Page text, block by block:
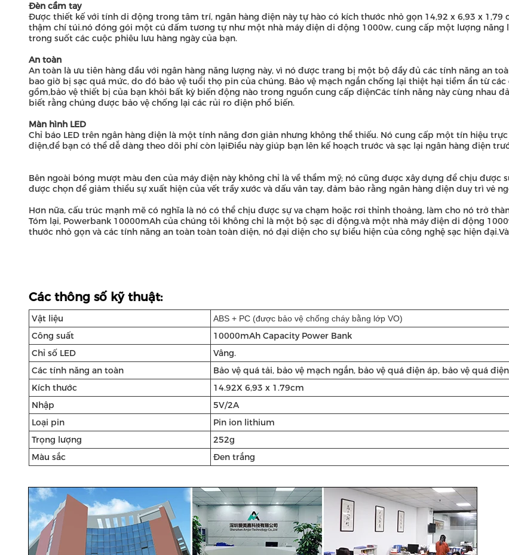
Đèn cầm tay
Được thiết kế với tính di động trong tâm trí, ngân hàng điện này tự hào có kích thước nhỏ gọn 14,92 x 6,93 x
thậm chí túi.nó đóng gói một cú đấm tương tự như một nhà máy điện di động 1000w, cung cấp một lượng
trong suốt các cuộc phiêu lưu hàng ngày của bạn.
An toàn
An toàn là ưu tiên hàng đầu với ngân hàng năng lượng này, vì nó được trang bị một bộ đầy đủ các tính năng an
bao giờ bị sạc quá mức, do đó bảo vệ tuổi thọ pin của chúng. Bảo vệ mạch ngắn chống lại thiệt hại tiềm ẩn từ
gồm,bảo vệ thiết bị của bạn khỏi bất kỳ biến động nào trong nguồn cung cấp điệnCác tính năng này cùng nhau
biết rằng chúng được bảo vệ chống lại các rủi ro điện phổ biến.
Màn hình LED
Chỉ báo LED trên ngân hàng điện là một tính năng đơn giản nhưng không thể thiếu. Nó cung cấp một tín hiệu
điện,để bạn có thể dễ dàng theo dõi phí còn lạiĐiều này giúp bạn lên kế hoạch trước và sạc lại ngân hàng điện
Bên ngoài bóng mượt màu đen của máy điện này không chỉ là về thẩm mỹ; nó cũng được xây dựng để chịu được
được chọn để giảm thiểu sự xuất hiện của vết trầy xước và dấu vân tay, đảm bảo rằng ngân hàng điện duy trì vẻ
Hơn nữa, cấu trúc mạnh mẽ có nghĩa là nó có thể chịu được sự va chạm hoặc rơi thỉnh thoảng, làm cho nó trở
Tóm lại, Powerbank 10000mAh của chúng tôi không chỉ là một bộ sạc di động.và một nhà máy điện di động
thước nhỏ gọn và các tính năng an toàn toàn toàn diện, nó đại diện cho sự biểu hiện của công nghệ sạc hiện
Các thông số kỹ thuật:
Vật liệu ABS + PC (được bảo vệ chống cháy bằng lớp VO)
Công suất
10000mAh Capacity Power Bank
Chỉ số LED
Vâng.
Các tính năng an toàn
Bảo vệ quá tải, bảo vệ mạch ngắn, bảo vệ quá điện áp, bảo vệ quá điện
Kích thước
14.92X 6,93 x 1.79cm
Nhập
5V/2A
Loại pin
Pin ion lithium
Trọng lượng
252g
Màu sắc
Đen trắng